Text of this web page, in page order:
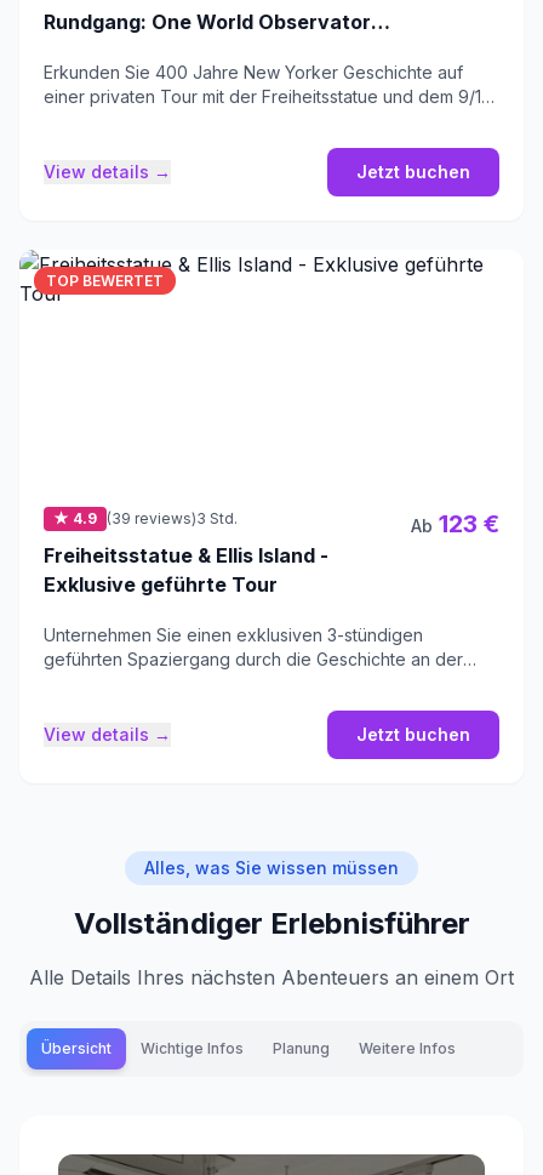
Rundgang: One World Observatory,
Ellis Island
Erkunden Sie 400 Jahre New Yorker Geschichte auf
einer privaten Tour mit der Freiheitsstatue und dem 9/11
View details → Jetzt buchen
TOP BEWERTET
★ 4.9 (39 reviews)3 Std.
Freiheitsstatue & Ellis Island -
Exklusive geführte Tour
Ab 123 €
Unternehmen Sie einen exklusiven 3-stündigen
geführten Spaziergang durch die Geschichte an der
View details → Jetzt buchen
Alles, was Sie wissen müssen
Vollständiger Erlebnisführer
Alle Details Ihres nächsten Abenteuers an einem Ort
Übersicht Wichtige Infos Planung Weitere Infos